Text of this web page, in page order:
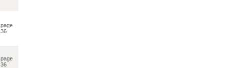
page
36
page
36